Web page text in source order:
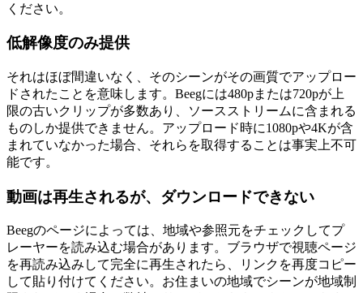
ください。
低解像度のみ提供
それはほぼ間違いなく、そのシーンがその画質でアップロー
ドされたことを意味します。Beegには480pまたは720pが上
限の古いクリップが多数あり、ソースストリームに含まれる
ものしか提供できません。アップロード時に1080pや4Kが含
まれていなかった場合、それらを取得することは事実上不可
能です。
動画は再生されるが、ダウンロードできない
Beegのページによっては、地域や参照元をチェックしてプ
レーヤーを読み込む場合があります。ブラウザで視聴ページ
を再読み込みして完全に再生されたら、リンクを再度コピー
して貼り付けてください。お住まいの地域でシーンが地域制